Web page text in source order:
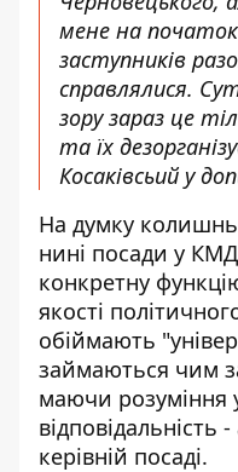
мене на
заступників
справлялися.
зору зараз це
та їх
Косаківсьий у
На думку
нині посади у
конкретну
якості
обіймають
займаються чим
маючи розуміння
керівній посаді.